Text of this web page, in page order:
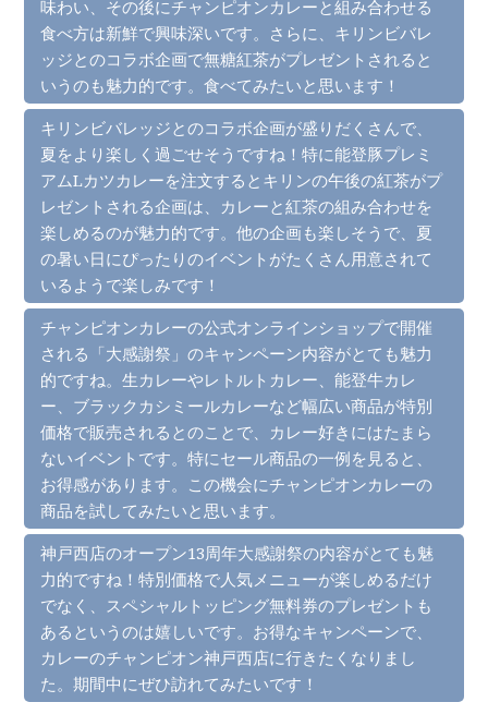
味わい、その後にチャンピオンカレーと組み合わせる
食べ方は新鮮で興味深いです。さらに、キリンビバレ
ッジとのコラボ企画で無糖紅茶がプレゼントされると
いうのも魅力的です。食べてみたいと思います！
キリンビバレッジとのコラボ企画が盛りだくさんで、
夏をより楽しく過ごせそうですね！特に能登豚プレミ
アムLカツカレーを注文するとキリンの午後の紅茶がプ
レゼントされる企画は、カレーと紅茶の組み合わせを
楽しめるのが魅力的です。他の企画も楽しそうで、夏
の暑い日にぴったりのイベントがたくさん用意されて
いるようで楽しみです！
チャンピオンカレーの公式オンラインショップで開催
される「大感謝祭」のキャンペーン内容がとても魅力
的ですね。生カレーやレトルトカレー、能登牛カレ
ー、ブラックカシミールカレーなど幅広い商品が特別
価格で販売されるとのことで、カレー好きにはたまら
ないイベントです。特にセール商品の一例を見ると、
お得感があります。この機会にチャンピオンカレーの
商品を試してみたいと思います。
神戸西店のオープン13周年大感謝祭の内容がとても魅
力的ですね！特別価格で人気メニューが楽しめるだけ
でなく、スペシャルトッピング無料券のプレゼントも
あるというのは嬉しいです。お得なキャンペーンで、
カレーのチャンピオン神戸西店に行きたくなりまし
た。期間中にぜひ訪れてみたいです！